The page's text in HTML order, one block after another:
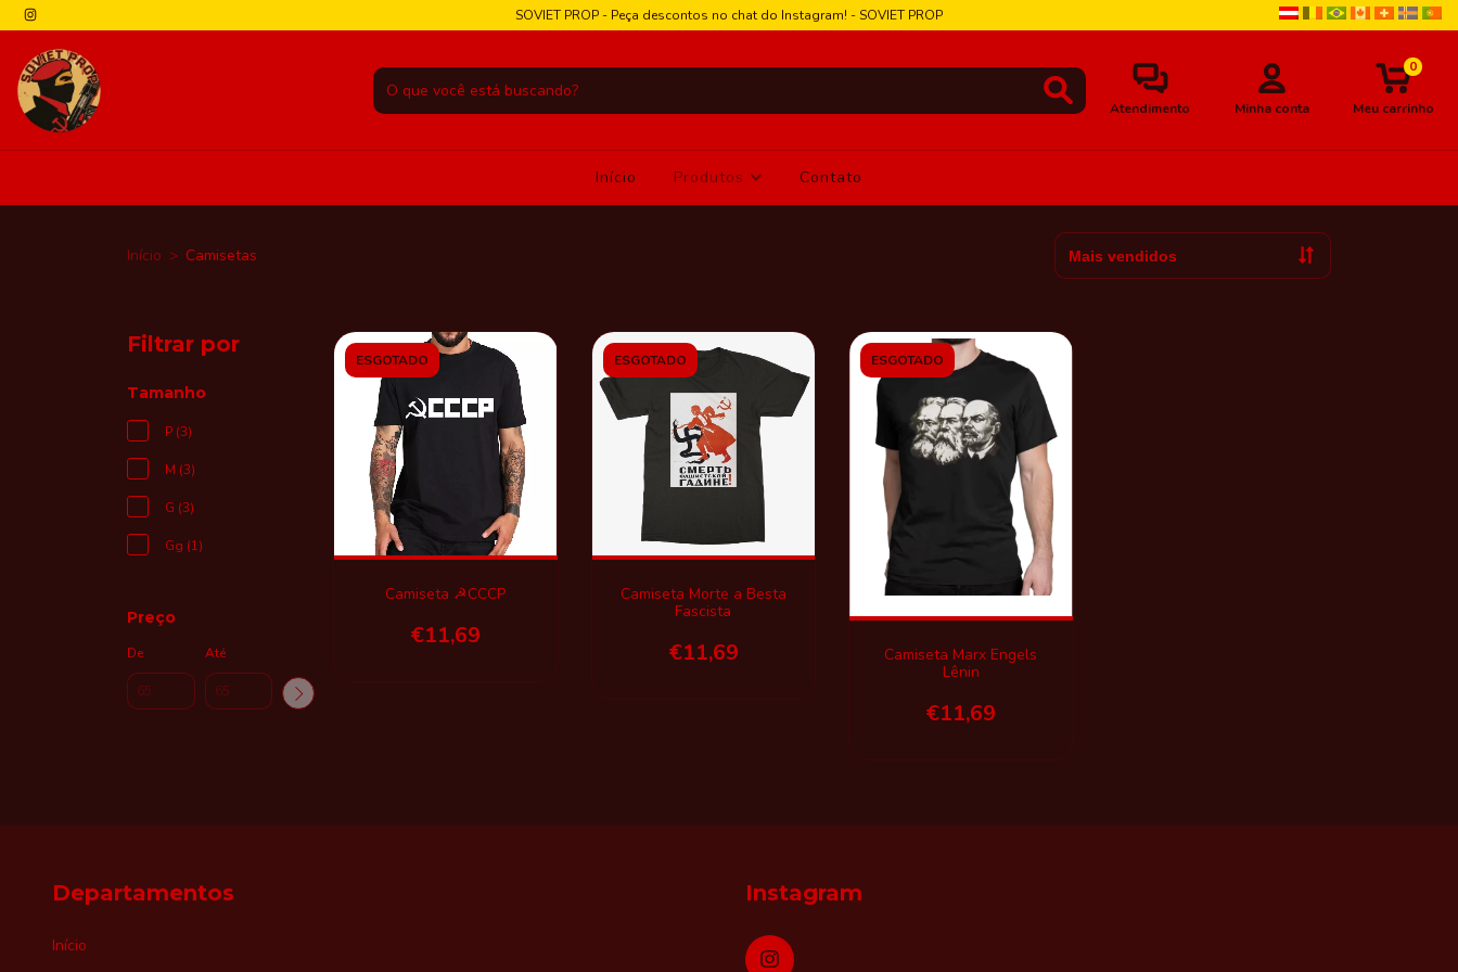
SOVIET PROP - Peça descontos no chat do Instagram! - SOVIET PROP
Atendimento Minha conta Meu carrinho
0
Início Produtos Contato
Início > Camisetas
Filtrar por
Tamanho
P (3)
M (3)
G (3)
Gg (1)
Preço
De Até
ESGOTADO
Camiseta ☭CCCP
€11,69
ESGOTADO
Camiseta Morte a Besta
Fascista
€11,69
ESGOTADO
Camiseta Marx Engels
Lênin
€11,69
Departamentos
Início
Instagram